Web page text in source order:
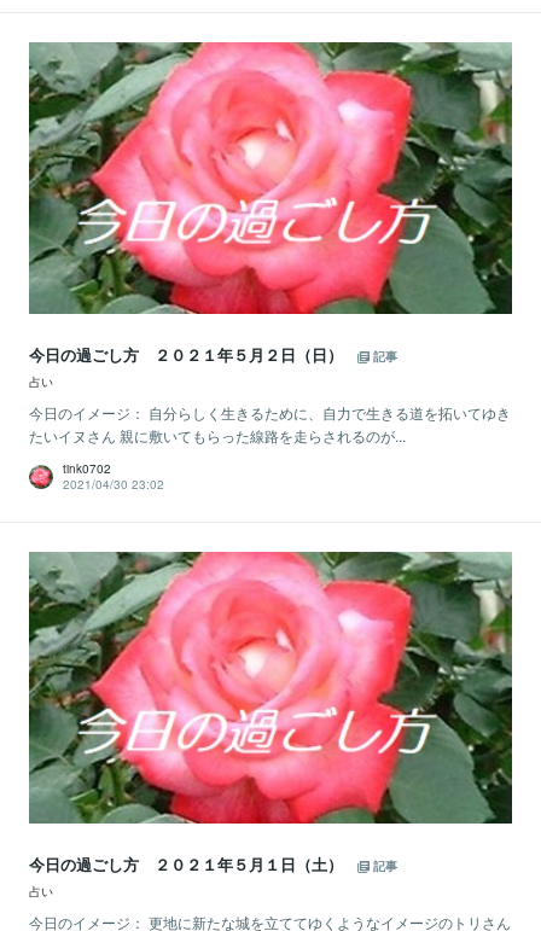
今日の過ごし方 ２０２１年５月２日（日）
記事
占い
今日のイメージ： 自分らしく生きるために、自力で生きる道を拓いてゆき
たいイヌさん 親に敷いてもらった線路を走らされるのが...
tink0702
2021/04/30 23:02
今日の過ごし方 ２０２１年５月１日（土）
記事
占い
今日のイメージ： 更地に新たな城を立ててゆくようなイメージのトリさん